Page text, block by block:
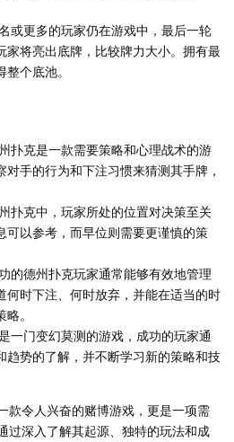
或更多的玩家仍在游戏中，最后一轮
家将亮出底牌，比较牌力大小。拥有最
个底池。
扑克是一款需要策略和心理战术的游
手的行为和下注习惯来猜测其手牌，
扑克中，玩家所处的位置对决策至关
可以参考，而早位则需要更谨慎的策
的德州扑克玩家通常能够有效地管理
何时下注、何时放弃，并能在适当的时
。
一门变幻莫测的游戏，成功的玩家通
趋势的了解，并不断学习新的策略和技
款令人兴奋的赌博游戏，更是一项需
过深入了解其起源、独特的玩法和成